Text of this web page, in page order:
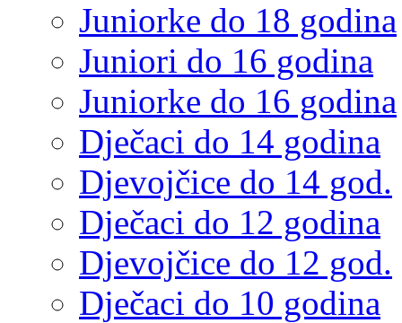
Juniorke do 18 godina
Juniori do 16 godina
Juniorke do 16 godina
Dječaci do 14 godina
Djevojčice do 14 god.
Dječaci do 12 godina
Djevojčice do 12 god.
Dječaci do 10 godina